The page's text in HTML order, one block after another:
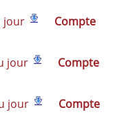
jour Compte
jour Compte
jour Compte